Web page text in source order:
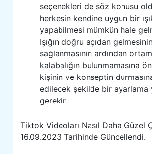
seçenekleri de söz konusu
herkesin kendine uygun bir
yapabilmesi mümkün hale
Işığın doğru açıdan gelmesinin
sağlanmasının ardından
kalabalığın bulunmamasına
kişinin ve konseptin
edilecek şekilde bir ayarlama
gerekir.
Tiktok Videoları Nasıl Daha Güzel
16.09.2023 Tarihinde Güncellendi.